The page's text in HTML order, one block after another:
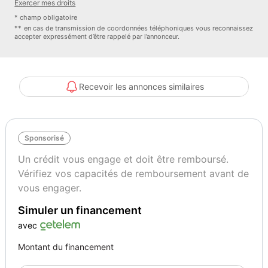
- camera recul : oui
- carnet entretien : oui
- climatisation : automatique
- controle pression des pneus : oui
- demarrage sans cle : oui
- feux de circulation diurne : oui
- feux route automatiques : oui
- feux led : oui
- fixations isofix : oui
- frein main electrique : oui
- gps couleur : oui
- gps tactile : oui
- dimension des jantes : 18
- limiteur de vitesse : oui
Exercer mes droits
* champ obligatoire
** en cas de transmission de coordonnées téléphoniques vous reconnaissez
accepter expressément d’être rappelé par l’annonceur.
Recevoir les annonces similaires
Sponsorisé
Un crédit vous engage et doit être remboursé.
Vérifiez vos capacités de remboursement avant de
vous engager.
Simuler un financement
avec
Montant du financement